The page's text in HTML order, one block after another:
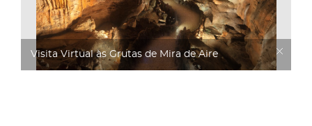
Visita Virtual às Grutas de Mira de Aire